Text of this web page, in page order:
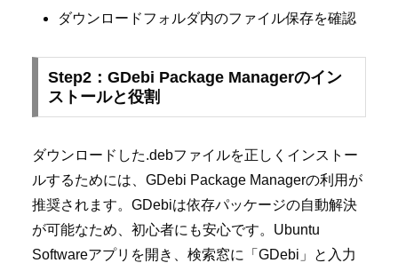
ダウンロードフォルダ内のファイル保存を確認
Step2：GDebi Package Managerのイン
ストールと役割
ダウンロードした.debファイルを正しくインストー
ルするためには、GDebi Package Managerの利用が
推奨されます。GDebiは依存パッケージの自動解決
が可能なため、初心者にも安心です。Ubuntu
Softwareアプリを開き、検索窓に「GDebi」と入力